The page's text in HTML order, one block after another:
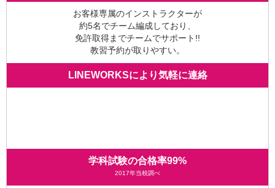
お客様専属のインストラクターが
約5名でチーム編成しており、
免許取得までチームでサポート!!
教習予約が取りやすい。
LINEWORKSにより気軽に連絡
学科試験の合格率99%
2017年当校調べ